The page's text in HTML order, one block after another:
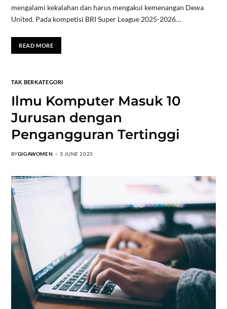
mengalami kekalahan dan harus mengakui kemenangan Dewa
United. Pada kompetisi BRI Super League 2025-2026…
READ MORE
TAK BERKATEGORI
Ilmu Komputer Masuk 10
Jurusan dengan
Pengangguran Tertinggi
BYGIGAWOMEN 3 JUNE 2025